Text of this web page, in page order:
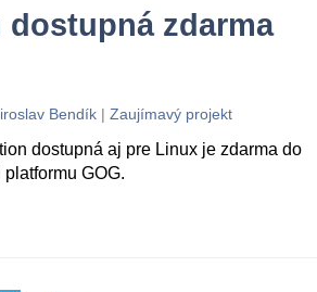
zdarma
Bendík | Zaujímavý projekt
dostupná aj pre Linux je zdarma do
GOG.